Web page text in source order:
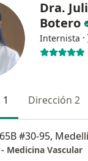
Dra.
Botero
Internista ·
Dirección 2
#30-95,
Medicina Vascular